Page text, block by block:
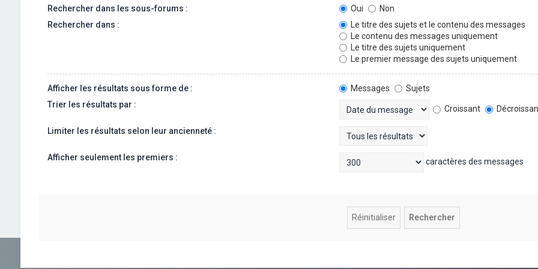
Rechercher dans les sous-forums : Oui
Non
Rechercher dans :
Le titre des sujets et le contenu des messages
Le contenu des messages uniquement
Le titre des sujets uniquement
Le premier message des sujets uniquement
Afficher les résultats sous forme de : Messages
Sujets
Trier les résultats par :
Croissant
Limiter les résultats selon leur ancienneté :
Afficher seulement les premiers : caractères des messages